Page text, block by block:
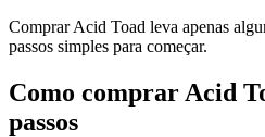
Análise de big data, incluindo
Comprar Acid Toad leva apenas
passos simples para começar.
Como comprar Acid
passos